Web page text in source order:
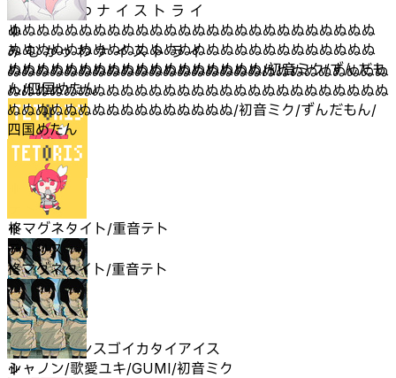
み む かゥ わ ナ イ ス ト ラ イ
ぬぬぬぬぬぬぬぬぬぬぬぬぬぬぬぬぬぬぬぬぬぬぬぬぬぬ
ぬぬぬぬぬぬぬぬぬぬぬぬぬぬぬぬぬぬぬぬぬぬぬぬぬぬ
ぬぬぬぬぬぬぬぬぬぬぬぬぬぬぬぬぬぬ/初音ミク/ずんだも
ん/四国めたん
テトリス
柊マグネタイト/重音テト
シンカンセンスゴイカタイアイス
シャノン/歌愛ユキ/GUMI/初音ミク
み む かゥ わ ナ イ ス ト ラ イ
ぬぬぬぬぬぬぬぬぬぬぬぬぬぬぬぬぬぬぬぬぬぬぬぬぬぬぬ
ぬぬぬぬぬぬぬぬぬぬぬぬぬぬぬぬぬぬぬぬぬぬぬぬぬぬぬ
ぬぬぬぬぬぬぬぬぬぬぬぬぬぬぬぬ/初音ミク/ずんだもん/
四国めたん
テトリス
柊マグネタイト/重音テト